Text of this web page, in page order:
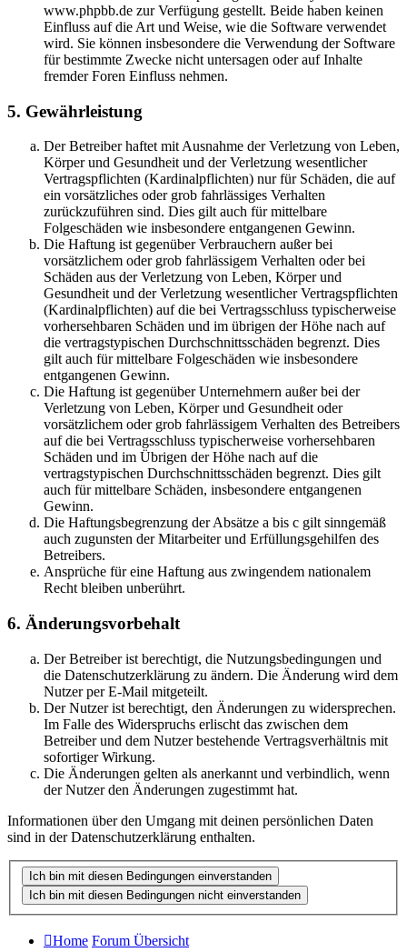
www.phpbb.de zur Verfügung gestellt. Beide haben keinen
Einfluss auf die Art und Weise, wie die Software verwendet
wird. Sie können insbesondere die Verwendung der Software
für bestimmte Zwecke nicht untersagen oder auf Inhalte
fremder Foren Einfluss nehmen.
5. Gewährleistung
Der Betreiber haftet mit Ausnahme der Verletzung von Leben,
Körper und Gesundheit und der Verletzung wesentlicher
Vertragspflichten (Kardinalpflichten) nur für Schäden, die auf
ein vorsätzliches oder grob fahrlässiges Verhalten
zurückzuführen sind. Dies gilt auch für mittelbare
Folgeschäden wie insbesondere entgangenen Gewinn.
Die Haftung ist gegenüber Verbrauchern außer bei
vorsätzlichem oder grob fahrlässigem Verhalten oder bei
Schäden aus der Verletzung von Leben, Körper und
Gesundheit und der Verletzung wesentlicher Vertragspflichten
(Kardinalpflichten) auf die bei Vertragsschluss typischerweise
vorhersehbaren Schäden und im übrigen der Höhe nach auf
die vertragstypischen Durchschnittsschäden begrenzt. Dies
gilt auch für mittelbare Folgeschäden wie insbesondere
entgangenen Gewinn.
Die Haftung ist gegenüber Unternehmern außer bei der
Verletzung von Leben, Körper und Gesundheit oder
vorsätzlichem oder grob fahrlässigem Verhalten des Betreibers
auf die bei Vertragsschluss typischerweise vorhersehbaren
Schäden und im Übrigen der Höhe nach auf die
vertragstypischen Durchschnittsschäden begrenzt. Dies gilt
auch für mittelbare Schäden, insbesondere entgangenen
Gewinn.
Die Haftungsbegrenzung der Absätze a bis c gilt sinngemäß
auch zugunsten der Mitarbeiter und Erfüllungsgehilfen des
Betreibers.
Ansprüche für eine Haftung aus zwingendem nationalem
Recht bleiben unberührt.
6. Änderungsvorbehalt
Der Betreiber ist berechtigt, die Nutzungsbedingungen und
die Datenschutzerklärung zu ändern. Die Änderung wird dem
Nutzer per E-Mail mitgeteilt.
Der Nutzer ist berechtigt, den Änderungen zu widersprechen.
Im Falle des Widerspruchs erlischt das zwischen dem
Betreiber und dem Nutzer bestehende Vertragsverhältnis mit
sofortiger Wirkung.
Die Änderungen gelten als anerkannt und verbindlich, wenn
der Nutzer den Änderungen zugestimmt hat.
Informationen über den Umgang mit deinen persönlichen Daten
sind in der Datenschutzerklärung enthalten.
Home Forum Übersicht